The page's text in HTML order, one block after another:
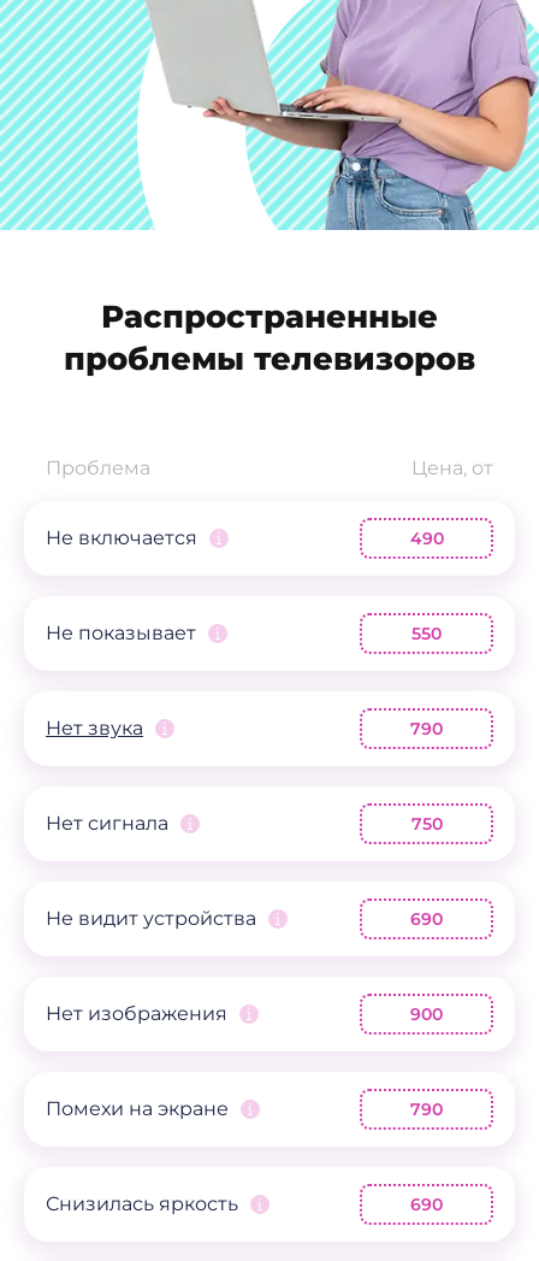
Распространенные
проблемы телевизоров
Проблема Цена, от
Не включается 490
Не показывает 550
Нет звука 790
Нет сигнала 750
Не видит устройства 690
Нет изображения 900
Помехи на экране 790
Снизилась яркость 690